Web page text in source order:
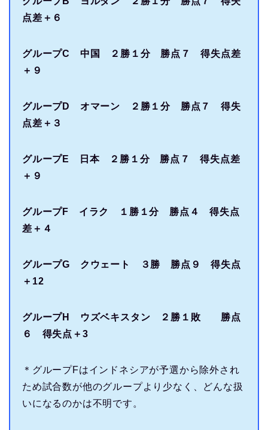
点差＋６
グループC 中国 ２勝１分 勝点７ 得失点差
＋９
グループD オマーン ２勝１分 勝点７ 得失
点差＋３
グループE 日本 ２勝１分 勝点７ 得失点差
＋９
グループF イラク １勝１分 勝点４ 得失点
差＋４
グループG クウェート ３勝 勝点９ 得失点
＋12
グループH ウズベキスタン ２勝１敗 勝点
６ 得失点＋3
＊グループFはインドネシアが予選から除外され
ため試合数が他のグループより少なく、どんな扱
いになるのかは不明です。